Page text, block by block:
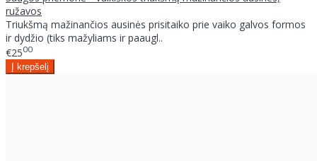
ružavos
Triukšmą mažinančios ausinės prisitaiko prie vaiko galvos formos
ir dydžio (tiks mažyliams ir paaugl..
€2500